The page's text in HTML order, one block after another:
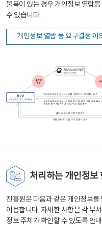
불복이 있는 경우 개인정보 열람
수 있습니다.
개인정보 열람 등 요구결정 이
처리하는 개인정보
진흥원은 다음과 같은 개인정보
이용합니다. 자세한 사항은 각 부
정보 주체가 확인할 수 있도록 안